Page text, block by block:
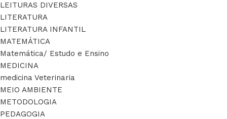
LEITURAS DIVERSAS
LITERATURA
LITERATURA INFANTIL
MATEMÁTICA
Matemática/ Estudo e Ensino
MEDICINA
medicina Veterinaria
MEIO AMBIENTE
METODOLOGIA
PEDAGOGIA